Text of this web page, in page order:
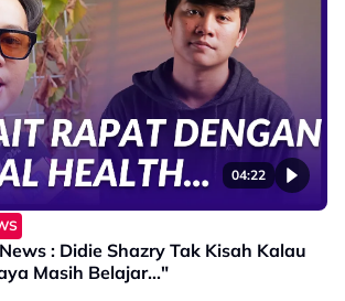
04:22
: Didie Shazry Tak Kisah Kalau
Masih Belajar..."